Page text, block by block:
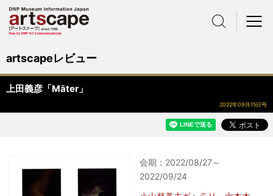
artscapeレビュー
上田義彦「Māter」
2022年09月15日号
会期：2022/08/27～
2022/09/24
サイト内検索